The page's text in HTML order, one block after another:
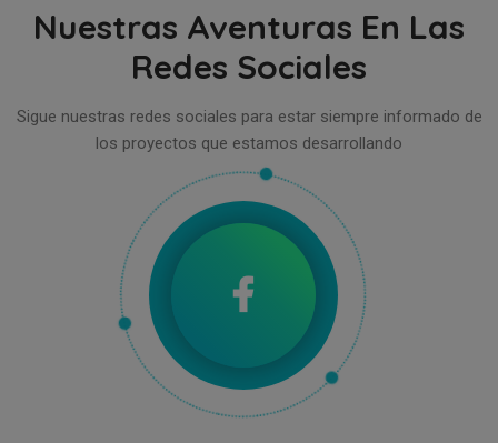
Nuestras Aventuras En Las
Redes Sociales
Sigue nuestras redes sociales para estar siempre informado de
los proyectos que estamos desarrollando